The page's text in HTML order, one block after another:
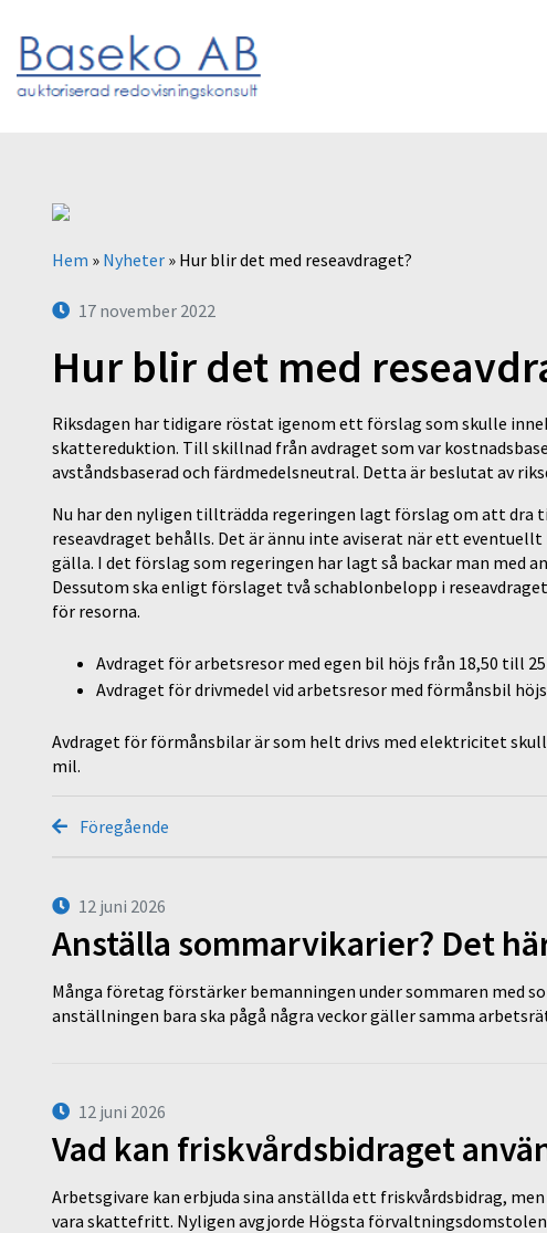
Hem » Nyheter » Hur blir det med reseavdraget?
17 november 2022
Hur blir det med
Riksdagen har tidigare röstat igenom ett förslag som skulle
skattereduktion. Till skillnad från avdraget som var
avståndsbaserad och färdmedelsneutral. Detta är beslutat av
Nu har den nyligen tillträdda regeringen lagt förslag om att dra
reseavdraget behålls. Det är ännu inte aviserat när ett
gälla. I det förslag som regeringen har lagt så backar man med
Dessutom ska enligt förslaget två schablonbelopp i
för resorna.
Avdraget för arbetsresor med egen bil höjs från 18,50 till
Avdraget för drivmedel vid arbetsresor med förmånsbil
Avdraget för förmånsbilar är som helt drivs med elektricitet
mil.
Föregående
12 juni 2026
Anställa sommarvikarier? Det
Många företag förstärker bemanningen under sommaren med
anställningen bara ska pågå några veckor gäller samma
12 juni 2026
Vad kan friskvårdsbidraget
Arbetsgivare kan erbjuda sina anställda ett friskvårdsbidrag,
vara skattefritt. Nyligen avgjorde Högsta